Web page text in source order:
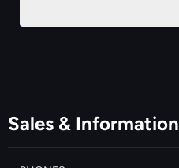
Sales & Information